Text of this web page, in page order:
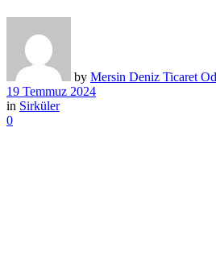
by Mersin Deniz Ticaret
19 Temmuz 2024
in Sirküler
0